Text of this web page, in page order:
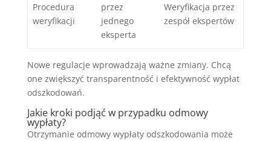
Procedura
weryfikacji
przez
jednego
eksperta
Weryfikacja przez
zespół ekspertów
Nowe regulacje wprowadzają ważne zmiany. Chcą
one zwiększyć transparentność i efektywność wypłat
odszkodowań.
Jakie kroki podjąć w przypadku odmowy
wypłaty?
Otrzymanie odmowy wypłaty odszkodowania może